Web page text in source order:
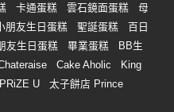
卡通蛋糕 雲石鏡面蛋糕
母
朋友生日蛋糕 聖誕蛋糕
百日
友生日蛋糕 畢業蛋糕
BB生
Cake Aholic
King
U
太子餅店 Prince